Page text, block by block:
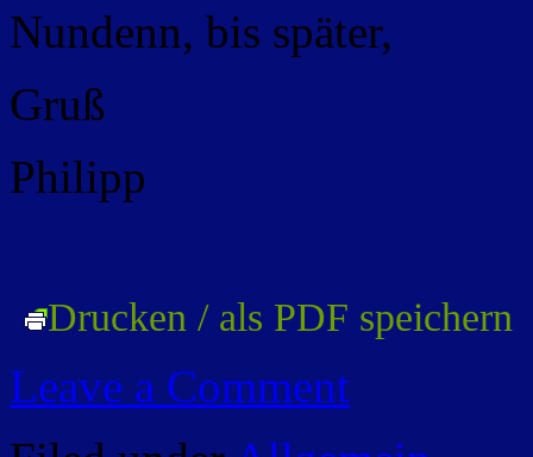
Nundenn, bis später,
Gruß
Philipp
Drucken / als PDF speichern
Leave a Comment